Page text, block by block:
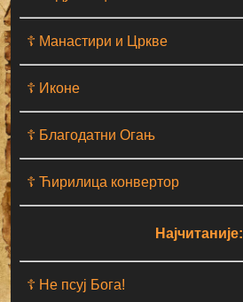
☦ Манастири и Цркве
☦ Иконе
☦ Благодатни Огањ
☦ Ћирилица конвертор
Најчитаније:
☦ Не псуј Бога!